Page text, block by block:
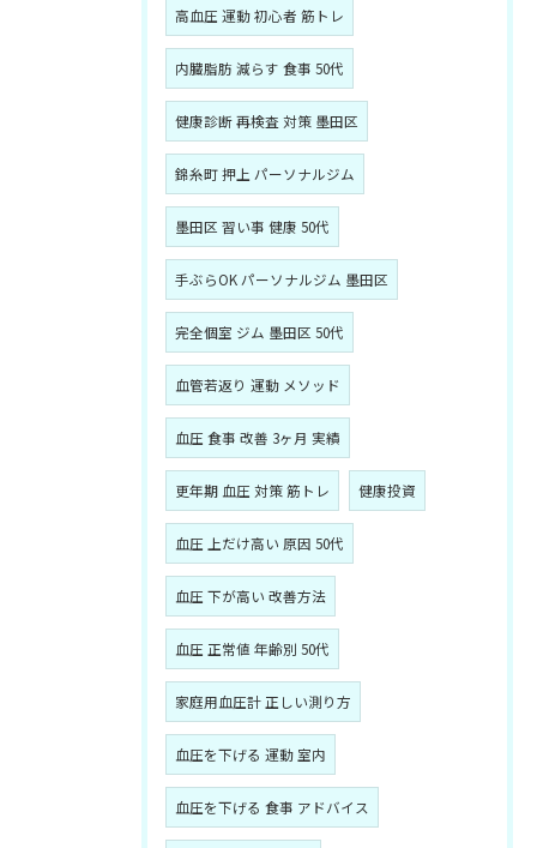
高血圧 運動 初心者 筋トレ
内臓脂肪 減らす 食事 50代
健康診断 再検査 対策 墨田区
錦糸町 押上 パーソナルジム
墨田区 習い事 健康 50代
手ぶらOK パーソナルジム 墨田区
完全個室 ジム 墨田区 50代
血管若返り 運動 メソッド
血圧 食事 改善 3ヶ月 実績
更年期 血圧 対策 筋トレ 健康投資
血圧 上だけ高い 原因 50代
血圧 下が高い 改善方法
血圧 正常値 年齢別 50代
家庭用血圧計 正しい測り方
血圧を下げる 運動 室内
血圧を下げる 食事 アドバイス